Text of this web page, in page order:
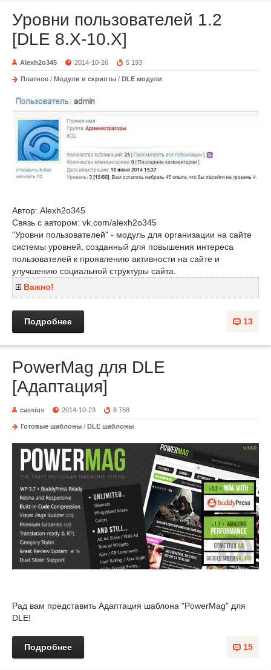
Уровни пользователей 1.2
[DLE 8.X-10.X]
Alexh2o345 2014-10-26 5 193
Платное / Модули и скрипты / DLE модули
Автор: Alexh2o345
Связь с автором: vk.com/alexh2o345
"Уровни пользователей" - модуль для организации на сайте
системы уровней, созданный для повышения интереса
пользователей к проявлению активности на сайте и
улучшению социальной структуры сайта.
Важно!
13
Подробнее
PowerMag для DLE
[Адаптация]
cassius 2014-10-23 8 768
Готовые шаблоны / DLE шаблоны
Рад вам представить Адаптация шаблона "PowerMag" для
DLE!
15
Подробнее